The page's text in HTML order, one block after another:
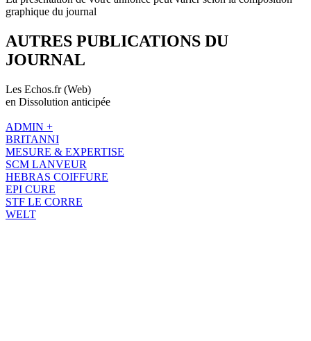
graphique du journal
AUTRES PUBLICATIONS DU
JOURNAL
Les Echos.fr (Web)
en Dissolution anticipée
ADMIN +
BRITANNI
MESURE & EXPERTISE
SCM LANVEUR
HEBRAS COIFFURE
EPI CURE
STF LE CORRE
WELT